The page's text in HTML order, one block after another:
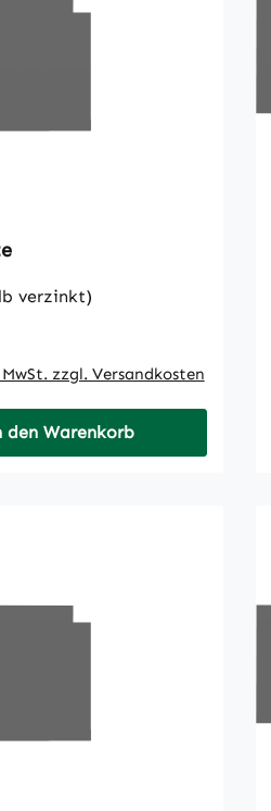
verzinkt)
zzgl. Versandkosten
den Warenkorb